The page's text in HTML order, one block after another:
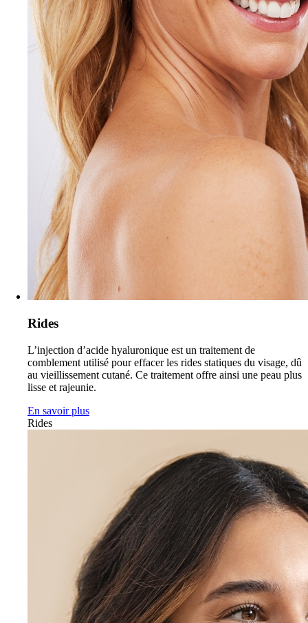
Rides
L’injection d’acide hyaluronique est un traitement de
comblement utilisé pour effacer les rides statiques du visage, dû
au vieillissement cutané. Ce traitement offre ainsi une peau plus
lisse et rajeunie.
En savoir plus
Rides